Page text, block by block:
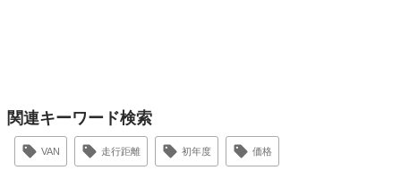
関連キーワード検索
VAN 走行距離 初年度 価格